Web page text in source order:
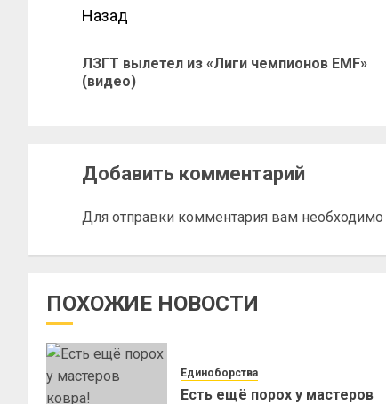
Назад
ЛЗГТ вылетел из «Лиги чемпионов EMF»
(видео)
Добавить комментарий
Для отправки комментария вам необходимо
ПОХОЖИЕ НОВОСТИ
Единоборства
Есть ещё порох у мастеров